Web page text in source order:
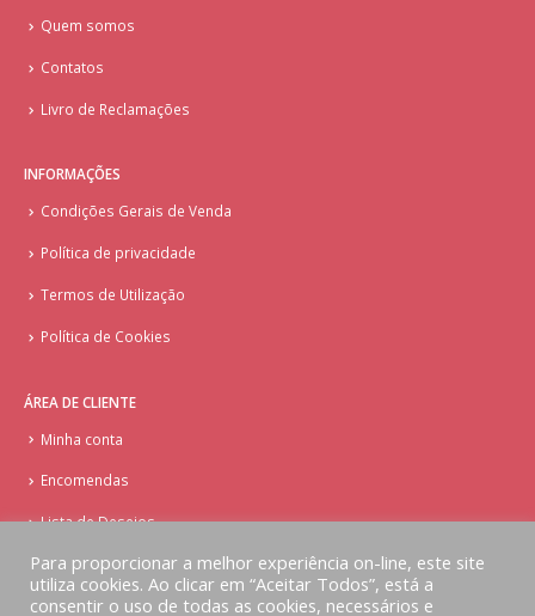
Quem somos
Contatos
Livro de Reclamações
INFORMAÇÕES
Condições Gerais de Venda
Política de privacidade
Termos de Utilização
Política de Cookies
ÁREA DE CLIENTE
Minha conta
Encomendas
Lista de Desejos
Para proporcionar a melhor experiência on-line, este site
utiliza cookies. Ao clicar em “Aceitar Todos”, está a
consentir o uso de todas as cookies, necessários e